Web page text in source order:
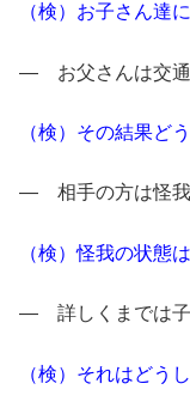
（検）お子さん達
― お父さんは交通
（検）その結果ど
― 相手の方は怪我
（検）怪我の状態
― 詳しくまでは子
（検）それはどう